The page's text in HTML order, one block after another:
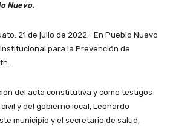
Nuevo.
21 de julio de 2022.- En Pueblo Nuevo
para la Prevención de
del acta constitutiva y como testigos
y del gobierno local, Leonardo
municipio y el secretario de salud,